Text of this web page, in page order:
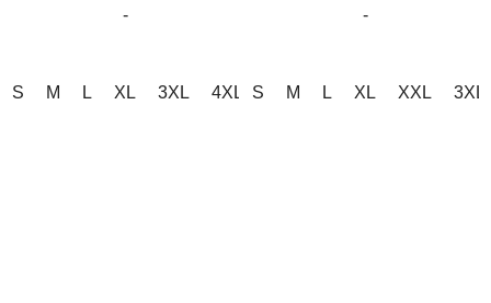
hviezdičiek.
-
S M L XL 3XL 4XL 5XL
hviezdičiek.
-
S M L XL XXL 3XL